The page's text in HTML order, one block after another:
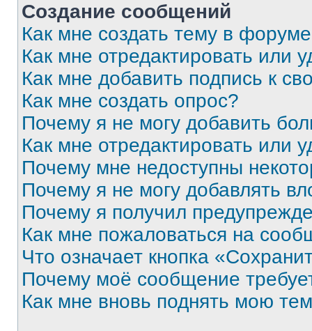
Создание сообщений
Как мне создать тему в
Как мне отредактировать или
Как мне добавить подпись к
Как мне создать опрос?
Почему я не могу добавить
Как мне отредактировать или
Почему мне недоступны
Почему я не могу добавлять
Почему я получил
Как мне пожаловаться на
Что означает кнопка
Почему моё сообщение
Как мне вновь поднять мою